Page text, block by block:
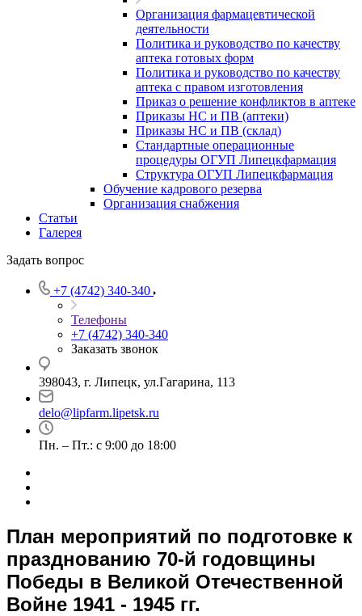
Организация фармацевтической
деятельности
Политика и руководство по качеству
аптека готовых форм
Политика и руководство по качеству
аптека с правом изготовления
Приказ о решение конфликтов в аптеке
Приказы НС и ПВ (аптеки)
Приказы НС и ПВ (склад)
Стандартные операционные
процедуры ОГУП Липецкфармация
Структура ОГУП Липецкфармация
Обучение кадрового резерва
Организация снабжения
Статьи
Галерея
Задать вопрос
+7 (4742) 340-340
Телефоны
+7 (4742) 340-340
Заказать звонок
398043, г. Липецк, ул.Гагарина, 113
delo@lipfarm.lipetsk.ru
Пн. – Пт.: с 9:00 до 18:00
План мероприятий по подготовке к
празднованию 70-й годовщины
Победы в Великой Отечественной
Войне 1941 - 1945 гг.